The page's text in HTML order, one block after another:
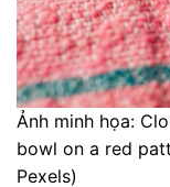
Ảnh minh họa:
bowl on a red
Pexels)